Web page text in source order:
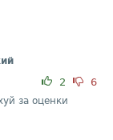
2 6
за оценки